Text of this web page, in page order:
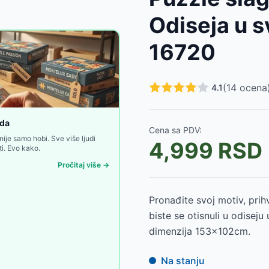
Trefl-1250RSD
12001676-2900
12001674
-2900RSD
samo hobi. Sve više ljudi
Evo kako.
Pročitaj više →
Odiseja u
16720
4.1(14
Cena sa PDV:
4,999 RSD
Pronađite svoj motiv,
biste se otisnuli u odiseju
dimenzija 153x102cm.
Na stanju